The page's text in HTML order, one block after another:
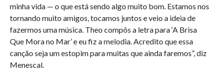
minha vida — o que está sendo algo muito bom. Estamos nos
tornando muito amigos, tocamos juntos e veio a ideia de
fazermos uma música. Theo compôs a letra para ‘A Brisa
Que Mora no Mar’ e eu fiz a melodia. Acredito que essa
canção seja um estopim para muitas que ainda faremos”, diz
Menescal.